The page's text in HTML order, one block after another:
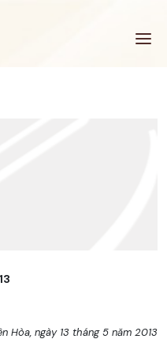
Hòa, ngày 13 tháng 5 năm 2013